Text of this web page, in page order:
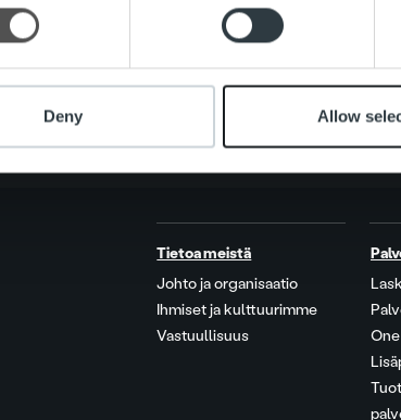
that you’ve provided to them or that they’ve
Deny Allow
Tietoa meistä
Johto ja organisaatio
Ihmiset ja kulttuurimme
Vastuullisuus